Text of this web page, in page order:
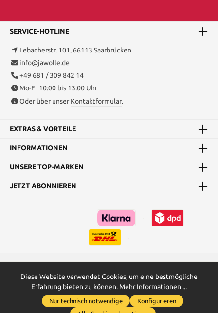
SERVICE-HOTLINE
Lebacherstr. 101, 66113 Saarbrücken
info@jawolle.de
+49 681 / 309 842 14
Mo-Fr 10:00 bis 13:00 Uhr
Oder über unser Kontaktformular.
EXTRAS & VORTEILE
INFORMATIONEN
UNSERE TOP-MARKEN
JETZT ABONNIEREN
* Alle Preise inkl. gesetzl. Mehrwertsteuer zzgl.Versandkosten
ggf. Nachnahmegebühren, wenn nicht anders angegeben.
Werkzeugleiste anzeigen
Diese Website verwendet Cookies, um eine bestmögliche
Erfahrung bieten zu können. Mehr Informationen ...
Nur technisch notwendige
Konfigurieren